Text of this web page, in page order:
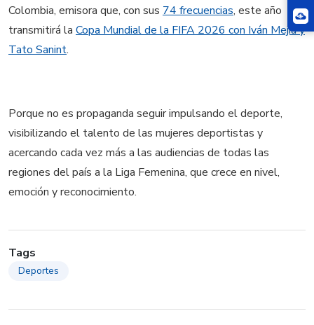
Colombia, emisora que, con sus 74 frecuencias, este año
transmitirá la Copa Mundial de la FIFA 2026 con Iván Mejía y
Tato Sanint.
Porque no es propaganda seguir impulsando el deporte,
visibilizando el talento de las mujeres deportistas y
acercando cada vez más a las audiencias de todas las
regiones del país a la Liga Femenina, que crece en nivel,
emoción y reconocimiento.
Tags
Deportes